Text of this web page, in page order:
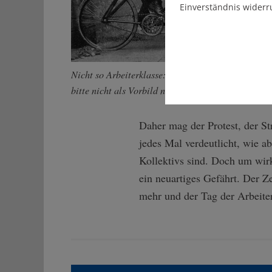
Nicht so Arbeiterklasse: die Söhne von Adam
bitte nicht als Vorbild nehmen und Abstand halten.
Daher mag der Protest, der
jedes Mal verdeutlicht, wie
Kollektivs sind. Doch um
ein neuartiges Gefährt. Der
mehr und der Tag der
Einverständnis